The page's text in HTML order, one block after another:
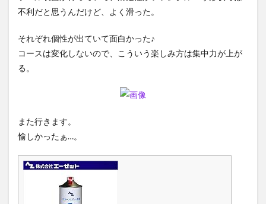
不利だと思うんだけど、よく滑った。
それぞれ個性が出ていて面白かった♪
コースは変化しないので、こういう楽しみ方は集中力が上が
る。
また行きます。
愉しかったぁ…。